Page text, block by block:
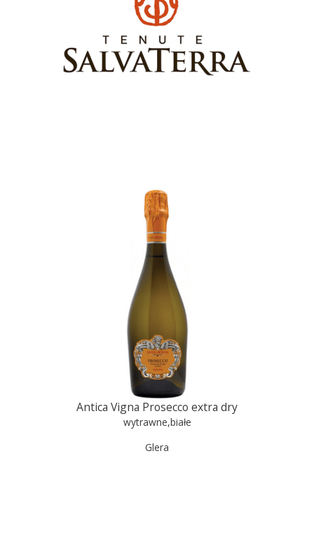
Antica Vigna Prosecco extra dry
wytrawne,białe
Glera